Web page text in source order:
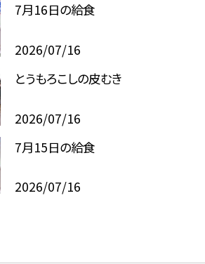
7月16日の給食
2026/07/16
とうもろこしの皮むき
2026/07/16
7月15日の給食
2026/07/16